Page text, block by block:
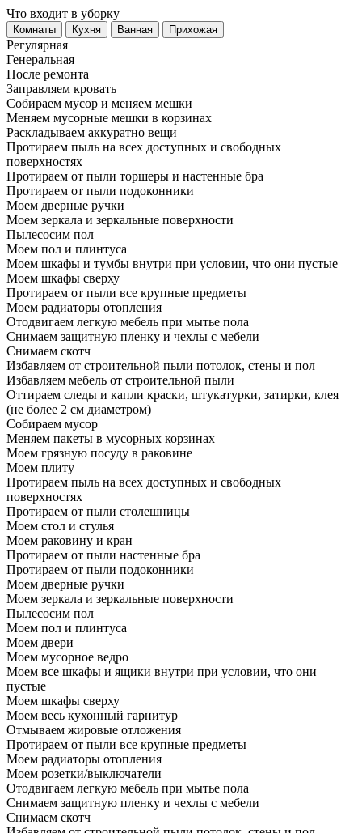
Что входит в уборку
Регу­лярная
Гене­ральная
После ремонта
Заправляем кровать
Собираем мусор и меняем мешки
Меняем мусорные мешки в корзинах
Раскладываем аккуратно вещи
Протираем пыль на всех доступных и свободных
поверхностях
Протираем от пыли торшеры и настенные бра
Протираем от пыли подоконники
Моем дверные ручки
Моем зеркала и зеркальные поверхности
Пылесосим пол
Моем пол и плинтуса
Моем шкафы и тумбы внутри при условии, что они пустые
Моем шкафы сверху
Протираем от пыли все крупные предметы
Моем радиаторы отопления
Отодвигаем легкую мебель при мытье пола
Снимаем защитную пленку и чехлы с мебели
Снимаем скотч
Избавляем от строительной пыли потолок, стены и пол
Избавляем мебель от строительной пыли
Оттираем следы и капли краски, штукатурки, затирки, клея
(не более 2 см диаметром)
Собираем мусор
Меняем пакеты в мусорных корзинах
Моем грязную посуду в раковине
Моем плиту
Протираем пыль на всех доступных и свободных
поверхностях
Протираем от пыли столешницы
Моем стол и стулья
Моем раковину и кран
Протираем от пыли настенные бра
Протираем от пыли подоконники
Моем дверные ручки
Моем зеркала и зеркальные поверхности
Пылесосим пол
Моем пол и плинтуса
Моем двери
Моем мусорное ведро
Моем все шкафы и ящики внутри при условии, что они
пустые
Моем шкафы сверху
Моем весь кухонный гарнитур
Отмываем жировые отложения
Протираем от пыли все крупные предметы
Моем радиаторы отопления
Моем розетки/выключатели
Отодвигаем легкую мебель при мытье пола
Снимаем защитную пленку и чехлы с мебели
Снимаем скотч